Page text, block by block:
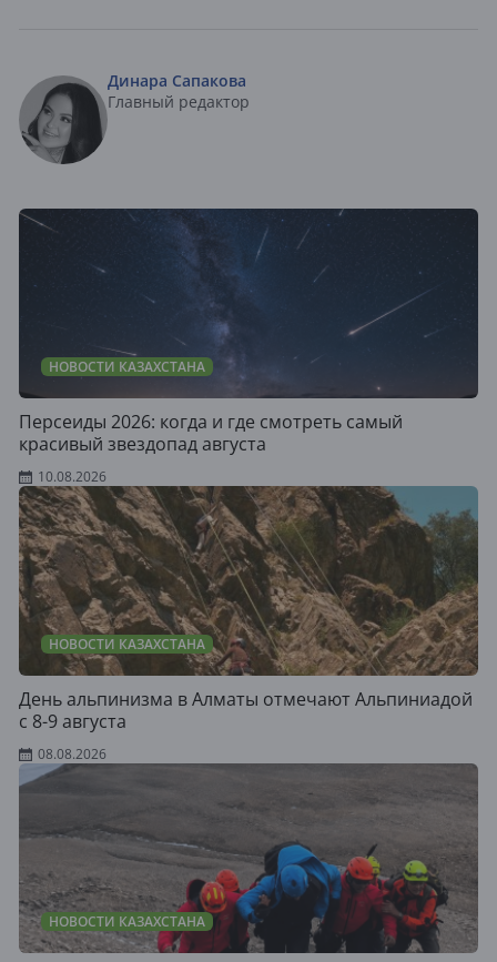
Динара Сапакова
Главный редактор
НОВОСТИ КАЗАХСТАНА
Персеиды 2026: когда и где смотреть самый
красивый звездопад августа
10.08.2026
НОВОСТИ КАЗАХСТАНА
День альпинизма в Алматы отмечают Альпиниадой
с 8-9 августа
08.08.2026
НОВОСТИ КАЗАХСТАНА